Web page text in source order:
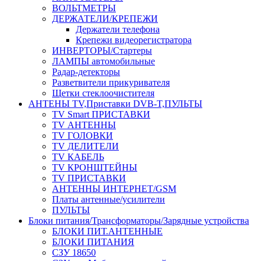
ВОЛЬТМЕТРЫ
ДЕРЖАТЕЛИ/КРЕПЕЖИ
Держатели телефона
Крепежи видеорегистратора
ИНВЕРТОРЫ/Стартеры
ЛАМПЫ автомобильные
Радар-детекторы
Разветвители прикуривателя
Щетки стеклоочистителя
АНТЕНЫ ТV,Приставки DVB-T,ПУЛЬТЫ
TV Smart ПРИСТАВКИ
TV АНТЕННЫ
TV ГОЛОВКИ
TV ДЕЛИТЕЛИ
TV КАБЕЛЬ
TV КРОНШТЕЙНЫ
TV ПРИСТАВКИ
АНТЕННЫ ИНТЕРНЕТ/GSM
Платы антенные/усилители
ПУЛЬТЫ
Блоки питания/Трансформаторы/Зарядные устройства
БЛОКИ ПИТ.АНТЕННЫЕ
БЛОКИ ПИТАНИЯ
СЗУ 18650